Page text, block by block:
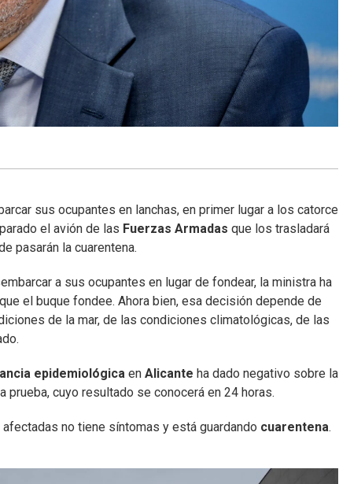
sus ocupantes en lanchas, en primer lugar a los catorce
el avión de las Fuerzas Armadas que los trasladará
pasarán la cuarentena.
a sus ocupantes en lugar de fondear, la ministra ha
el buque fondee. Ahora bien, esa decisión depende de
de la mar, de las condiciones climatológicas, de las
epidemiológica en Alicante ha dado negativo sobre la
prueba, cuyo resultado se conocerá en 24 horas.
no tiene síntomas y está guardando cuarentena.